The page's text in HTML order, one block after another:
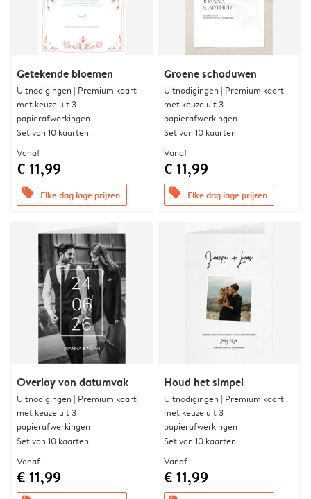
Getekende bloemen
Uitnodigingen | Premium kaart
met keuze uit 3
papierafwerkingen
Set van 10 kaarten
Vanaf
€ 11,99
offers Elke dag lage prijzen
Groene schaduwen
Uitnodigingen | Premium kaart
met keuze uit 3
papierafwerkingen
Set van 10 kaarten
Vanaf
€ 11,99
offers Elke dag lage prijzen
Overlay van datumvak
Uitnodigingen | Premium kaart
met keuze uit 3
papierafwerkingen
Set van 10 kaarten
Vanaf
€ 11,99
Houd het simpel
Uitnodigingen | Premium kaart
met keuze uit 3
papierafwerkingen
Set van 10 kaarten
Vanaf
€ 11,99